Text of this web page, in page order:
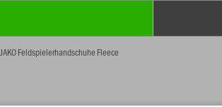
JAKO Feldspielerhandschuhe Fleece